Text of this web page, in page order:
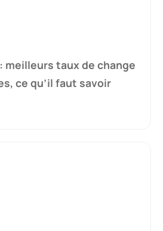
meilleurs taux de change
ce qu’il faut savoir